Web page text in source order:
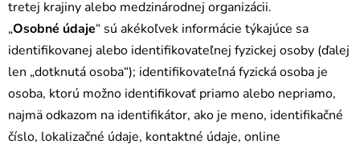
tretej krajiny alebo medzinárodnej organizácii.
„Osobné údaje“ sú akékoľvek informácie týkajúce sa
identifikovanej alebo identifikovateľnej fyzickej osoby (ďalej
len „dotknutá osoba“); identifikovateľná fyzická osoba je
osoba, ktorú možno identifikovať priamo alebo nepriamo,
najmä odkazom na identifikátor, ako je meno, identifikačné
číslo, lokalizačné údaje, kontaktné údaje, online